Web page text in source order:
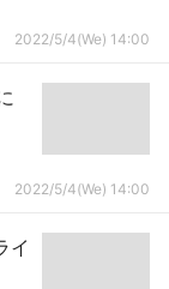
2022/5/4(We) 14:00
2022/5/4(We) 14:00
イ